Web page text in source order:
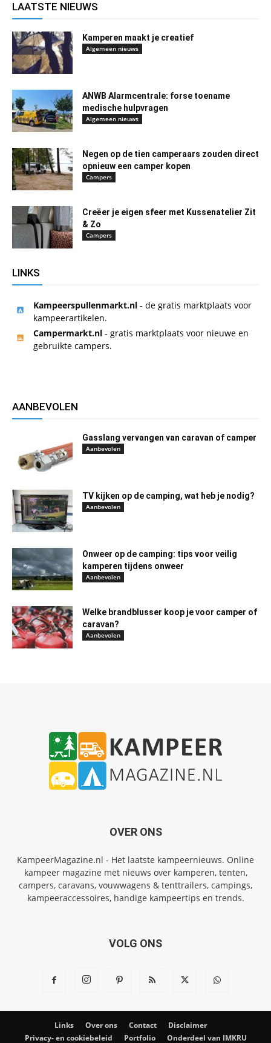
LAATSTE NIEUWS
Kamperen maakt je creatief
Algemeen nieuws
ANWB Alarmcentrale: forse toename
medische hulpvragen
Algemeen nieuws
Negen op de tien camperaars zouden direct
opnieuw een camper kopen
Campers
Creëer je eigen sfeer met Kussenatelier Zit
& Zo
Campers
LINKS
Kampeerspullenmarkt.nl - de gratis marktplaats voor
kampeerartikelen.
Campermarkt.nl - gratis marktplaats voor nieuwe en
gebruikte campers.
AANBEVOLEN
Gasslang vervangen van caravan of camper
Aanbevolen
TV kijken op de camping, wat heb je nodig?
Aanbevolen
Onweer op de camping: tips voor veilig
kamperen tijdens onweer
Aanbevolen
Welke brandblusser koop je voor camper of
caravan?
Aanbevolen
OVER ONS
KampeerMagazine.nl - Het laatste kampeernieuws. Online
kampeer magazine met nieuws over kamperen, tenten,
campers, caravans, vouwwagens & tenttrailers, campings,
kampeeraccessoires, handige kampeertips en trends.
VOLG ONS
Links Over ons Contact
Disclaimer
Privacy- en cookiebeleid
Portfolio Onderdeel van IMKRU